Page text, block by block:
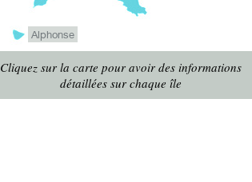
Alphonse
Cliquez sur la carte pour avoir des informations
détaillées sur chaque île